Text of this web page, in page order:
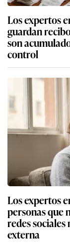
Los expertos
guardan
son
control
Los expertos
personas que
redes
externa